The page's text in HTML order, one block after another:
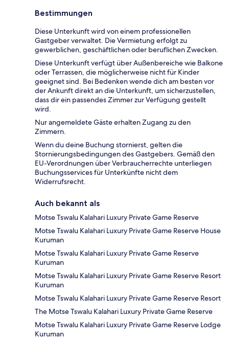
Bestimmungen
Diese Unterkunft wird von einem professionellen
Gastgeber verwaltet. Die Vermietung erfolgt zu
gewerblichen, geschäftlichen oder beruflichen Zwecken.
Diese Unterkunft verfügt über Außenbereiche wie Balkone
oder Terrassen, die möglicherweise nicht für Kinder
geeignet sind. Bei Bedenken wende dich am besten vor
der Ankunft direkt an die Unterkunft, um sicherzustellen,
dass dir ein passendes Zimmer zur Verfügung gestellt
wird.
Nur angemeldete Gäste erhalten Zugang zu den
Zimmern.
Wenn du deine Buchung stornierst, gelten die
Stornierungsbedingungen des Gastgebers. Gemäß den
EU-Verordnungen über Verbraucherrechte unterliegen
Buchungsservices für Unterkünfte nicht dem
Widerrufsrecht.
Auch bekannt als
Motse Tswalu Kalahari Luxury Private Game Reserve
Motse Tswalu Kalahari Luxury Private Game Reserve House
Kuruman
Motse Tswalu Kalahari Luxury Private Game Reserve
Kuruman
Motse Tswalu Kalahari Luxury Private Game Reserve Resort
Kuruman
Motse Tswalu Kalahari Luxury Private Game Reserve Resort
The Motse Tswalu Kalahari Luxury Private Game Reserve
Motse Tswalu Kalahari Luxury Private Game Reserve Lodge
Kuruman